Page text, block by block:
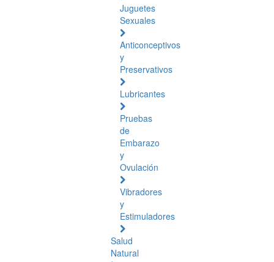
Juguetes
Sexuales
Anticonceptivos
y
Preservativos
Lubricantes
Pruebas
de
Embarazo
y
Ovulación
Vibradores
y
Estimuladores
Salud
Natural